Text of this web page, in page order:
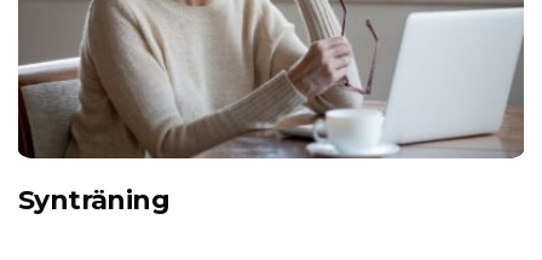
Synträning